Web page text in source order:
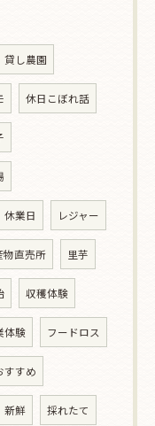
貸し農園
休日こぼれ話
休業日 レジャー
物直売所 里芋
収穫体験
体験 フードロス
すすめ
新鮮 採れたて